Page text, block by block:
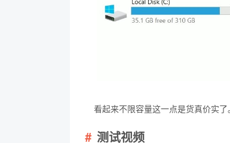
看起来不限容量这一点是货真价实了
测试视频